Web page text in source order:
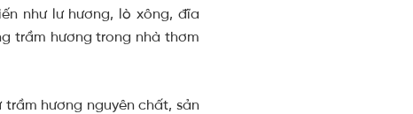
như lư hương, lò xông, đĩa
trầm hương trong nhà thơm
hương nguyên chất, sản